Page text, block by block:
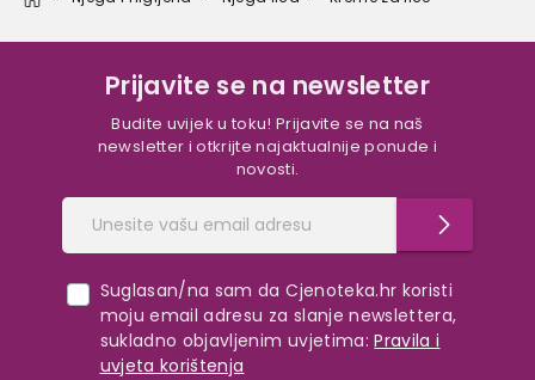
Prijavite se na newsletter
Budite uvijek u toku! Prijavite se na naš
newsletter i otkrijte najaktualnije ponude i
novosti.
Suglasan/na sam da Cjenoteka.hr koristi
moju email adresu za slanje newslettera,
sukladno objavljenim uvjetima: Pravila i
uvjeta korištenja